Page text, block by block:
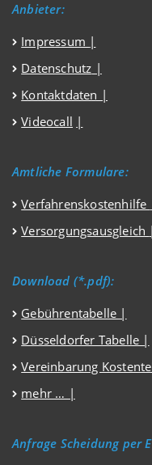
Anbieter:
Impressum |
Datenschutz |
Kontaktdaten |
Videocall |
Amtliche Formulare:
Verfahrenskostenhilfe
Versorgungsausgleich |
Download (*.pdf):
Gebührentabelle |
Düsseldorfer Tabelle |
Vereinbarung
mehr … |
Anfrage Scheidung per